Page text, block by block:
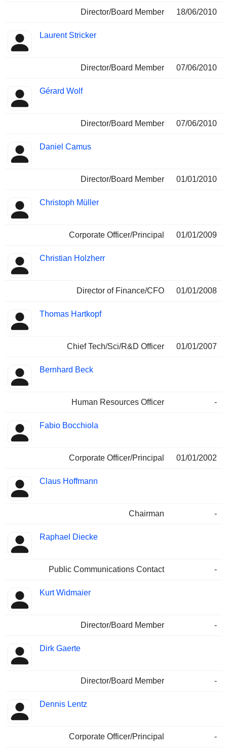
Director/Board Member 18/06/2010
Laurent Stricker
Director/Board Member 07/06/2010
Gérard Wolf
Director/Board Member 07/06/2010
Daniel Camus
Director/Board Member 01/01/2010
Christoph Müller
Corporate Officer/Principal 01/01/2009
Christian Holzherr
Director of Finance/CFO 01/01/2008
Thomas Hartkopf
Chief Tech/Sci/R&D Officer 01/01/2007
Bernhard Beck
Human Resources Officer -
Fabio Bocchiola
Corporate Officer/Principal 01/01/2002
Claus Hoffmann
Chairman -
Raphael Diecke
Public Communications Contact -
Kurt Widmaier
Director/Board Member -
Dirk Gaerte
Director/Board Member -
Dennis Lentz
Corporate Officer/Principal -